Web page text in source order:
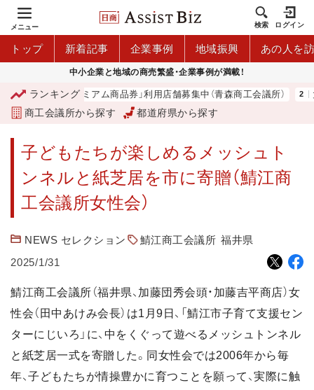
メニュー 検索 ログイン
トップ 新着記事 企業事例 地域振興 あの人を
中小企業と地域の商売繁盛・企業事例が満載！
ランキング
「青森市プレミアム商品券」利用店舗募集中（青森商工会議所） 大
商工会議所から探す 都道府県から探す
子どもたちが楽しめるメッシュト
ンネルと紙芝居を市に寄贈（鯖江商
工会議所女性会）
NEWS セレクション 鯖江商工会議所 福井県
2025/1/31
鯖江商工会議所（福井県、加藤団秀会頭・加藤吉平商店）女
性会（田中あけみ会長）は1月9日、「鯖江市子育て支援セン
ターにじいろ」に、中をくぐって遊べるメッシュトンネル
と紙芝居一式を寄贈した。同女性会では2006年から毎
年、子どもたちが情操豊かに育つことを願って、実際に触